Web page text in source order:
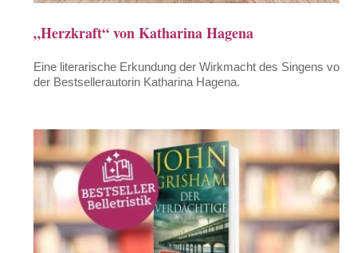
„Herzkraft“ von Katharina Hagena
Eine literarische Erkundung der Wirkmacht des Singens von
der Bestsellerautorin Katharina Hagena.